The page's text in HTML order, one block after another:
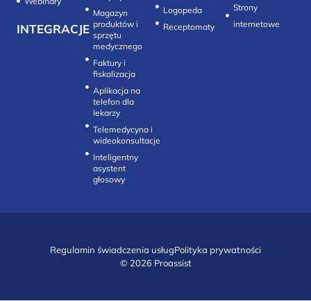
INTEGRACJE
Magazyn
produktów i
sprzętu
medycznego
Faktury i
fiskalizacja
Aplikacja na
telefon dla
lekarzy
Telemedycyna i
wideokonsultacje‎
Inteligentny
asystent
głosowy
Logopeda
Strony
internetowe
Regulamin świadczenia usługPolityka prywatności
© 2026 Proassist